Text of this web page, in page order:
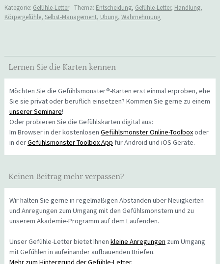
Kategorie: Gefühle-Letter Thema: Entscheidung, Gefühle-Letter, Handlung,
Körpergefühle, Selbst-Management, Übung, Wahrnehmung
Lernen Sie die Karten kennen
Möchten Sie die Gefühlsmonster®-Karten erst einmal erproben, ehe
Sie sie privat oder beruflich einsetzen? Kommen Sie gerne zu einem
unserer Seminare!
Oder probieren Sie die Gefühlskarten digital aus:
Im Browser in der kostenlosen Gefühlsmonster Online-Toolboxoder
in derGefühlsmonster Toolbox App für Android und iOS Geräte.
Keinen Beitrag mehr verpassen?
Wir halten Sie gerne in regelmäßigen Abständen über Neuigkeiten
und Anregungen zum Umgang mit den Gefühlsmonstern und zu
unserem Akademie-Programm auf dem Laufenden.
Unser Gefühle-Letter bietet Ihnen kleine Anregungen zum Umgang
mit Gefühlen in aufeinander aufbauenden Briefen.
Mehr zum Hintergrund der Gefühle-Letter.